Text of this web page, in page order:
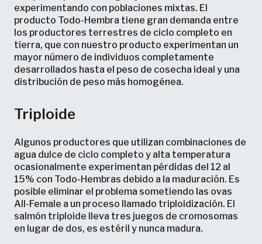
experimentando con poblaciones mixtas. El
producto Todo-Hembra tiene gran demanda entre
los productores terrestres de ciclo completo en
tierra, que con nuestro producto experimentan un
mayor número de individuos completamente
desarrollados hasta el peso de cosecha ideal y una
distribución de peso más homogénea.
Triploide
Algunos productores que utilizan combinaciones de
agua dulce de ciclo completo y alta temperatura
ocasionalmente experimentan pérdidas del 12 al
15% con Todo-Hembras debido a la maduración. Es
posible eliminar el problema sometiendo las ovas
All-Female a un proceso llamado triploidización. El
salmón triploide lleva tres juegos de cromosomas
en lugar de dos, es estéril y nunca madura.